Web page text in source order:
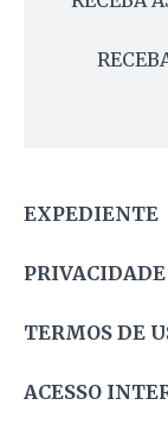
EXPEDIENTE
PRIVACIDADE
TERMOS DE
ACESSO